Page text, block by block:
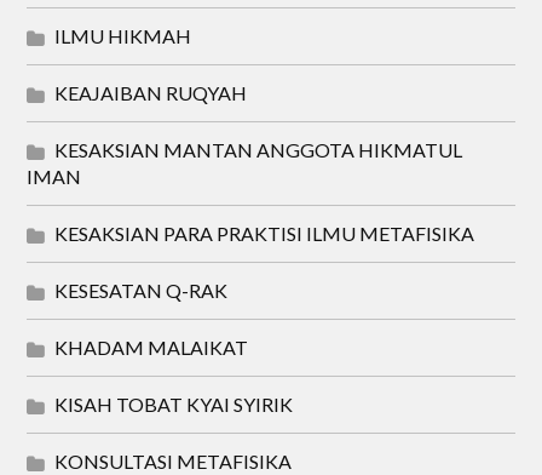
ILMU HIKMAH
KEAJAIBAN RUQYAH
KESAKSIAN MANTAN ANGGOTA HIKMATUL
IMAN
KESAKSIAN PARA PRAKTISI ILMU METAFISIKA
KESESATAN Q-RAK
KHADAM MALAIKAT
KISAH TOBAT KYAI SYIRIK
KONSULTASI METAFISIKA